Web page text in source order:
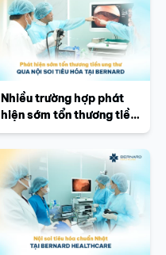
trái
Nhiều trường hợp phát
hiện sớm tổn thương tiền
ung thư qua nội soi tiêu
hóa tại Bernard